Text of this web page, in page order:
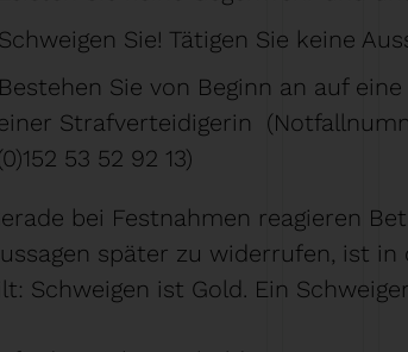
Schweigen Sie! Tätigen Sie keine
Bestehen Sie von Beginn an auf
Strafverteidigerin
53 52 92 13)
bei Festnahmen reagieren
später zu widerrufen, ist
Schweigen ist Gold. Ein